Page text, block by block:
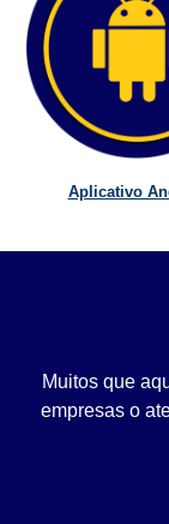
Aplicativo
Muitos que
empresas o